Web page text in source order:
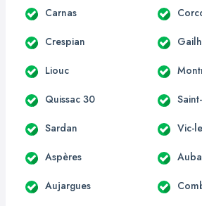
Carnas
Crespian
Liouc
Quissac 30
Sardan Vic-
Aspères
Aujargues